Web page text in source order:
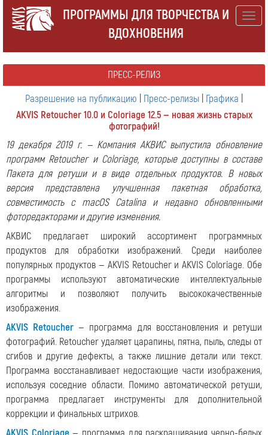
ПРОГРАММЫ ДЛЯ ТВОРЧЕСТВА И
ВДОХНОВЕНИЯ
ПРЕСС-РЕЛИЗ
Разрешение на публикацию
Пресс-релизы Графика
AKVIS Retoucher 10.0 и Coloriage 12.5 — новая жизнь старых
фотографий!
19 декабря 2019 г. — Компания АКВИС выпустила обновление
программ Retoucher и Coloriage, которые доступны в составе
Пакета для ретуши и в виде отдельных продуктов. В новых
версия представлена улучшенная пакетная обработка,
совместимость с macOS Catalina и недавно обновленными
фоторедакторами и другие изменения.
АКВИС предлагает широкий ассортимент программных
продуктов для обработки изображений. Среди наиболее
популярных продуктов — AKVIS Retoucher и AKVIS Coloriage. Обе
программы используют автоматические интеллектуальные
алгоритмы и позволяют получить высококачественные
изображения.
AKVIS Retoucher — программа для восстановления и ретуши
фотографий. Retoucher удаляет царапины, пятна, пыль, следы от
сгибов и другие дефекты, а также лишние детали или текст.
Программа восстанавливает недостающие части изображения,
используя соседние области. Помимо автоматической ретуши,
программа предлагает инструменты для дополнительной
коррекции и финальных штрихов.